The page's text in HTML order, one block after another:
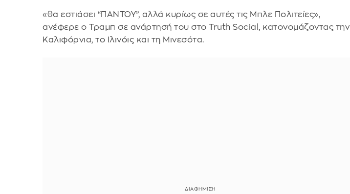
«θα εστιάσει “ΠΑΝΤΟΥ”, αλλά κυρίως σε αυτές τις Μπλε Πολιτείες»,
ανέφερε ο Τραμπ σε ανάρτησή του στο Truth Social, κατονομάζοντας την
Καλιφόρνια, το Ιλινόις και τη Μινεσότα.